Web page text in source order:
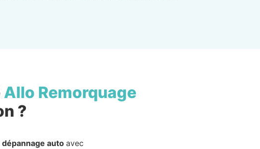
Allo Remorquage
?
dépannage auto avec